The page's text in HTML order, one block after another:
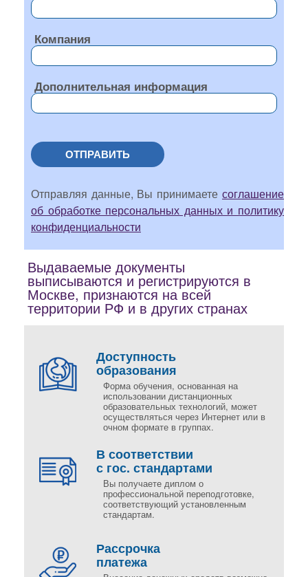
Компания
Дополнительная информация
ОТПРАВИТЬ
Отправляя данные, Вы принимаете соглашение
об обработке персональных данных и политику
конфиденциальности
Выдаваемые документы
выписываются и регистрируются в
Москве, признаются на всей
территории РФ и в других странах
Доступность
образования
Форма обучения, основанная на
использовании дистанционных
образовательных технологий, может
осуществляться через Интернет или в
очном формате в группах.
В соответствии
с гос. стандартами
Вы получаете диплом о
профессиональной переподготовке,
соответствующий установленным
стандартам.
Рассрочка
платежа